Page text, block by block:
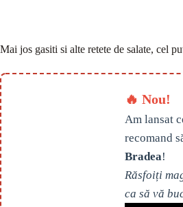
Mai jos gasiti si alte retete de salate, cel
🔥 Nou!
Am lansat
recomand
Bradea!
Răsfoiți
ca să vă